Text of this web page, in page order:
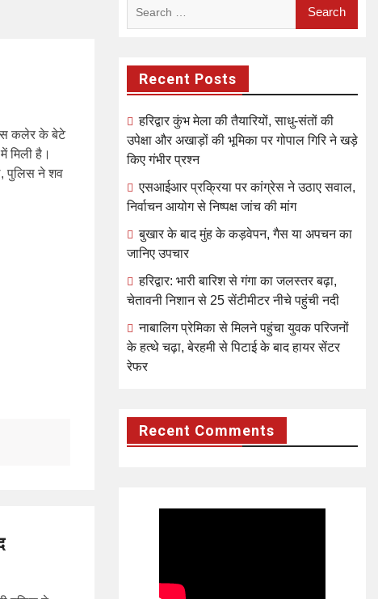
कलेर के बेटे
मिली है।
पुलिस ने शव
Recent Posts
हरिद्वार कुंभ मेला की तैयारियों, साधु-संतों की
उपेक्षा और अखाड़ों की भूमिका पर गोपाल गिरि ने खड़े
किए गंभीर प्रश्न
एसआईआर प्रक्रिया पर कांग्रेस ने उठाए सवाल,
निर्वाचन आयोग से निष्पक्ष जांच की मांग
बुखार के बाद मुंह के कड़वेपन, गैस या अपचन का
जानिए उपचार
हरिद्वार: भारी बारिश से गंगा का जलस्तर बढ़ा,
चेतावनी निशान से 25 सेंटीमीटर नीचे पहुंची नदी
नाबालिग प्रेमिका से मिलने पहुंचा युवक परिजनों
के हत्थे चढ़ा, बेरहमी से पिटाई के बाद हायर सेंटर
रेफर
Recent Comments